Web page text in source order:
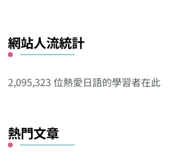
其
他
類
網站人流統計
2,095,323 位熱愛日語的學習者在此
熱門文章